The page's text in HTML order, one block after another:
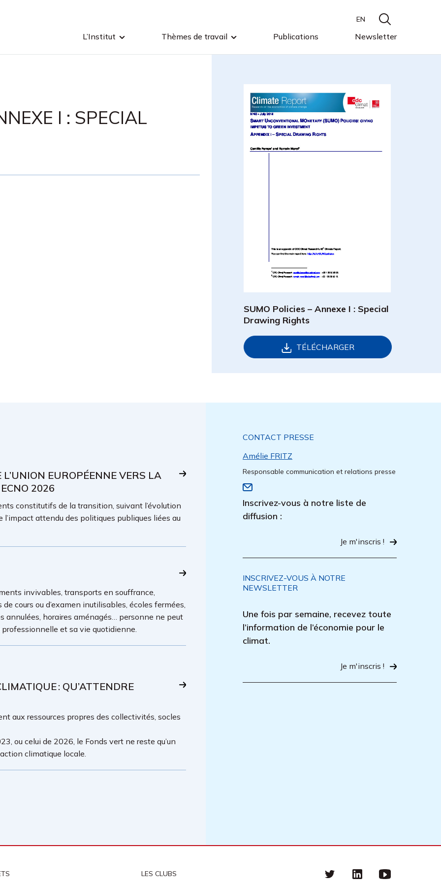
L’Institut Thèmes de travail Publications Newsletter
EN
I : SPECIAL
SUMO Policies – Annexe I : Special
Drawing Rights
TÉLÉCHARGER
EUROPÉENNE VERS LA
2026
constitutifs de la transition, suivant l’évolution
attendu des politiques publiques liées au
invivables, transports en souffrance,
cours ou d’examen inutilisables, écoles fermées,
horaires aménagés… personne ne peut
et sa vie quotidienne.
: QU’ATTENDRE
aux ressources propres des collectivités, socles
ou celui de 2026, le Fonds vert ne reste qu’un
climatique locale.
CONTACT PRESSE
Amélie FRITZ
Responsable communication et relations presse
Inscrivez-vous à notre liste de
diffusion :
Je m'inscris !
INSCRIVEZ-VOUS À NOTRE
NEWSLETTER
Une fois par semaine, recevez toute
l’information de l’économie pour le
climat.
Je m'inscris !
LES CLUBS Twitterlinkedin Youtube